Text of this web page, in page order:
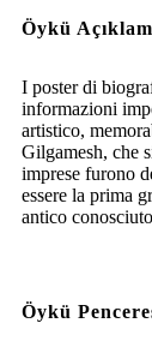
Öykü
I poster di
informazioni
artistico,
Gilgamesh, che
imprese furono
essere la prima
antico
Öykü